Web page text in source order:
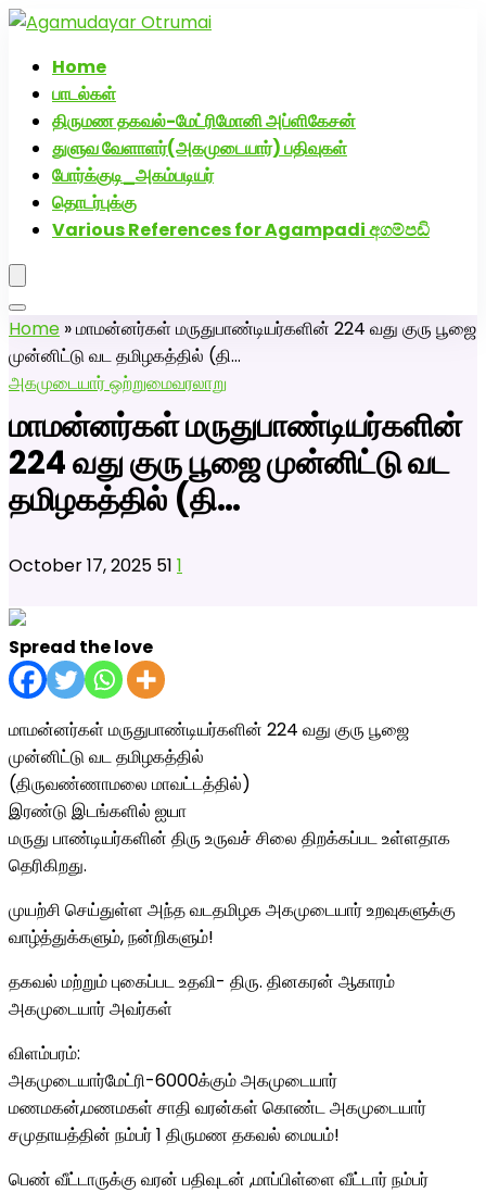
Home
பாடல்கள்
திருமண தகவல்-மேட்ரிமோனி அப்ளிகேசன்
துளுவ வேளாளர்(அகமுடையார்) பதிவுகள்
போர்க்குடி_அகம்படியர்
தொடர்புக்கு
Various References for Agampadi අගම්පඩි
Home »மாமன்னர்கள் மருதுபாண்டியர்களின் 224 வது குரு பூஜை
முன்னிட்டு வட தமிழகத்தில் (தி…
அகமுடையார் ஒற்றுமைவரலாறு
மாமன்னர்கள் மருதுபாண்டியர்களின்
224 வது குரு பூஜை முன்னிட்டு வட
தமிழகத்தில் (தி…
October 17, 2025 51 1
Spread the love
மாமன்னர்கள் மருதுபாண்டியர்களின் 224 வது குரு பூஜை
முன்னிட்டு வட தமிழகத்தில்
(திருவண்ணாமலை மாவட்டத்தில்)
இரண்டு இடங்களில் ஐயா
மருது பாண்டியர்களின் திரு உருவச் சிலை திறக்கப்பட உள்ளதாக
தெரிகிறது.
முயற்சி செய்துள்ள அந்த வடதமிழக அகமுடையார் உறவுகளுக்கு
வாழ்த்துக்களும், நன்றிகளும்!
தகவல் மற்றும் புகைப்பட உதவி- திரு. தினகரன் ஆகாரம்
அகமுடையார் அவர்கள்
விளம்பரம்:
அகமுடையார்மேட்ரி-6000க்கும் அகமுடையார்
மணமகன்,மணமகள் சாதி வரன்கள் கொண்ட அகமுடையார்
சமுதாயத்தின் நம்பர் 1 திருமண தகவல் மையம்!
பெண் வீட்டாருக்கு வரன் பதிவுடன் ,மாப்பிள்ளை வீட்டார் நம்பர்
அகமுடையார் திருமண வரன்களுக்கு அகமுடையார்மேட்ரி-பெண்